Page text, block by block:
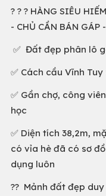
? ? ? HÀNG SIÊU
- CHỦ CẦN BÁN GÁP
✅ Đất đẹp phân lô
✅ Cách cầu Vĩnh
✅ Gần chợ, công
✅ Diện tích 38,2m,
có vỉa hè đã có sơ
dụng luôn
?? Mảnh đất đẹp